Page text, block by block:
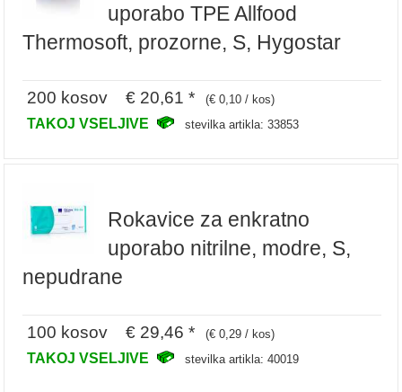
uporabo TPE Allfood
Thermosoft, prozorne, S, Hygostar
200 kosov € 20,61 * (€ 0,10 / kos)
TAKOJ VSELJIVE stevilka artikla: 33853
Rokavice za enkratno
uporabo nitrilne, modre, S,
nepudrane
100 kosov € 29,46 * (€ 0,29 / kos)
TAKOJ VSELJIVE stevilka artikla: 40019